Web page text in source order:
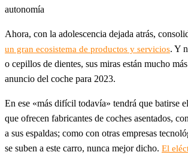
autonomía
Ahora, con la adolescencia dejada atrás,
un gran ecosistema de productos y servicios. Y
o cepillos de dientes, sus miras están mucho
anuncio del coche para 2023.
En ese «más difícil todavía» tendrá que batirse
que ofrecen fabricantes de coches asentados,
a sus espaldas; como con otras empresas
se suben a este carro, nunca mejor dicho. El